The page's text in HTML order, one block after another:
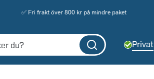
✅ Fri frakt över 800 kr på mindre paket
Privat